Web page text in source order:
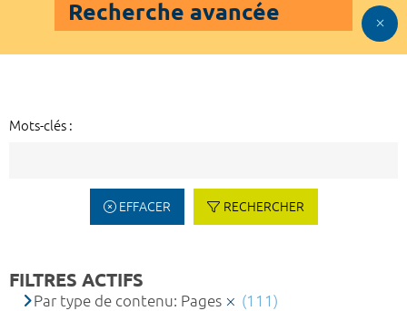
Recherche avancée
Mots-clés :
EFFACER RECHERCHER
FILTRES ACTIFS
Par type de contenu: Pages
(111)